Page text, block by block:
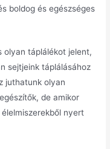
boldog és egészséges
olyan táplálékot jelent,
sejtjeink táplálásához
juthatunk olyan
de amikor
nyert